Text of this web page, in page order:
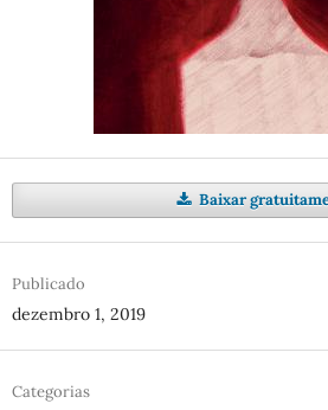
Baixar
Publicado
dezembro 1, 2019
Categorias